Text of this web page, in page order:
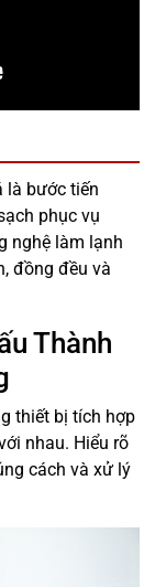
là bước tiến
phục vụ
nghệ làm lạnh
đồng đều và
Thành
thiết bị tích hợp
nhau. Hiểu rõ
cách và xử lý